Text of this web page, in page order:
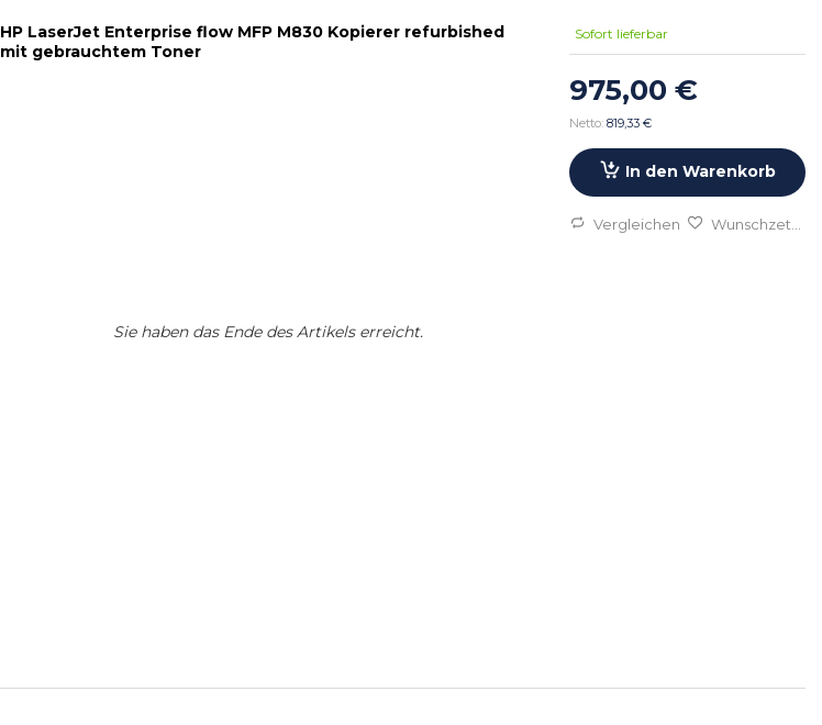
HP LaserJet Enterprise flow MFP M830 Kopierer refurbished
mit gebrauchtem Toner
Sofort lieferbar
975,00 €
819,33 €
In den Warenkorb
Wunschzettel
Vergleichen
Sie haben das Ende des Artikels erreicht.